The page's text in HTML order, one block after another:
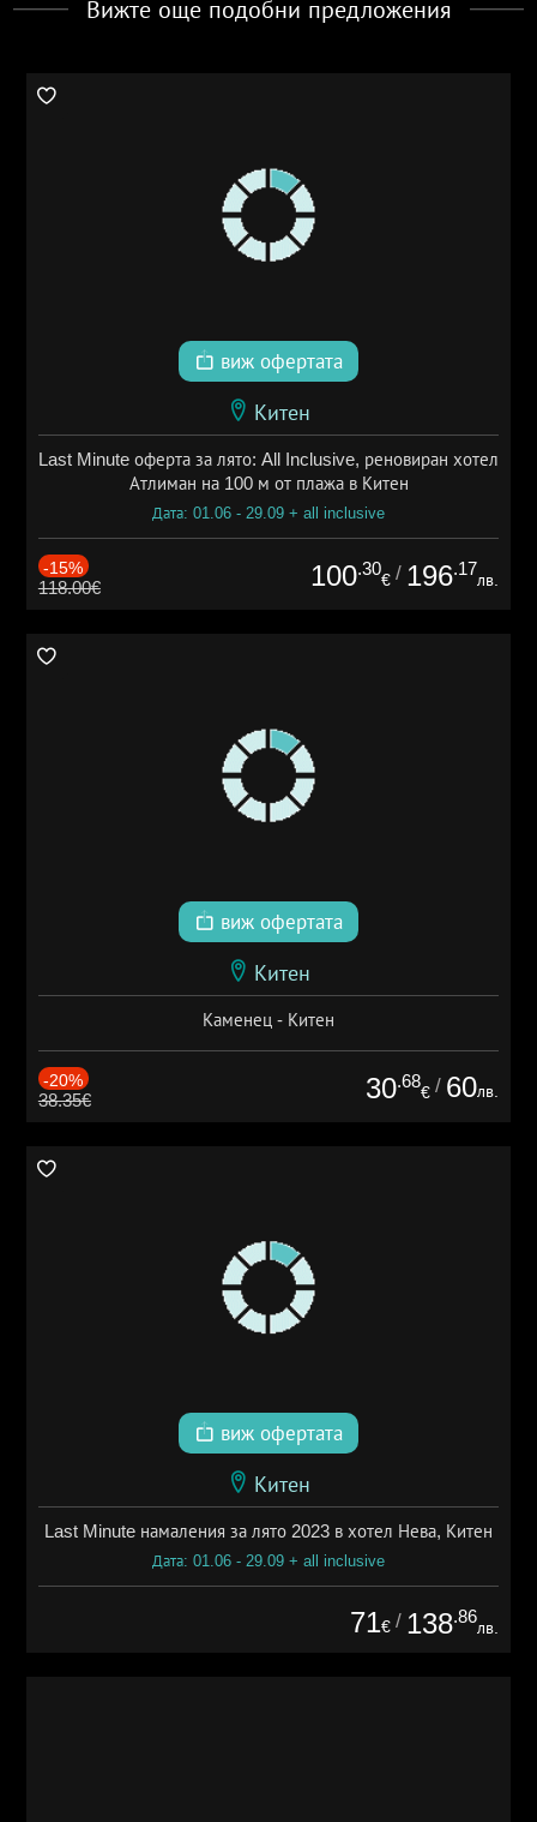
Вижте още подобни предложения
виж офертата
Китен
Last Minute оферта за лято: All Inclusive, реновиран хотел
Атлиман на 100 м от плажа в Китен
Дата: 01.06 - 29.09 + all inclusive
-15%
118.00€ 100.30
€ / 196.17
лв.
виж офертата
Китен
Каменец - Китен
-20%
38.35€ 30.68
€ / 60лв.
виж офертата
Китен
Last Minute намаления за лято 2023 в хотел Нева, Китен
Дата: 01.06 - 29.09 + all inclusive
71€ / 138.86
лв.